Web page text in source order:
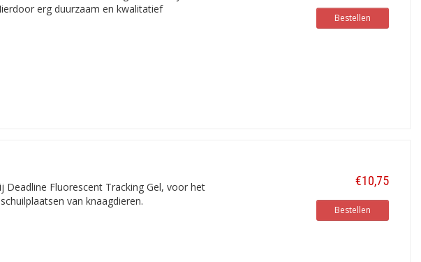
erg duurzaam en kwalitatief
Bestellen
Deadline Fluorescent Tracking Gel, voor het
van knaagdieren.
€10,75
Bestellen